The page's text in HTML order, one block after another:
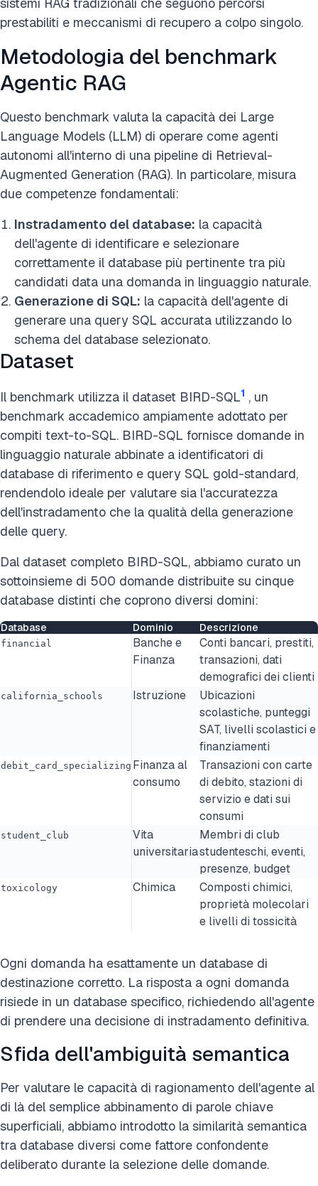
sistemi RAG tradizionali che seguono percorsi
prestabiliti e meccanismi di recupero a colpo singolo.
Metodologia del benchmark
Agentic RAG
Questo benchmark valuta la capacità dei Large
Language Models (LLM) di operare come agenti
autonomi all'interno di una pipeline di Retrieval-
Augmented Generation (RAG). In particolare, misura
due competenze fondamentali:
Instradamento del database: la capacità
dell'agente di identificare e selezionare
correttamente il database più pertinente tra più
candidati data una domanda in linguaggio naturale.
Generazione di SQL: la capacità dell'agente di
generare una query SQL accurata utilizzando lo
schema del database selezionato.
Dataset
Il benchmark utilizza il dataset BIRD-SQL1 , un
benchmark accademico ampiamente adottato per
compiti text-to-SQL. BIRD-SQL fornisce domande in
linguaggio naturale abbinate a identificatori di
database di riferimento e query SQL gold-standard,
rendendolo ideale per valutare sia l'accuratezza
dell'instradamento che la qualità della generazione
delle query.
Dal dataset completo BIRD-SQL, abbiamo curato un
sottoinsieme di 500 domande distribuite su cinque
database distinti che coprono diversi domini:
Database Dominio Descrizione
financial
Banche e
Finanza
Conti bancari, prestiti,
transazioni, dati
demografici dei clienti
california_schools Istruzione
Ubicazioni
scolastiche, punteggi
SAT, livelli scolastici e
finanziamenti
debit_card_specializing Finanza al
consumo
Transazioni con carte
di debito, stazioni di
servizio e dati sui
consumi
student_club
Vita
universitaria
Membri di club
studenteschi, eventi,
presenze, budget
toxicology Chimica
Composti chimici,
proprietà molecolari
e livelli di tossicità
Ogni domanda ha esattamente un database di
destinazione corretto. La risposta a ogni domanda
risiede in un database specifico, richiedendo all'agente
di prendere una decisione di instradamento definitiva.
Sfida dell'ambiguità semantica
Per valutare le capacità di ragionamento dell'agente al
di là del semplice abbinamento di parole chiave
superficiali, abbiamo introdotto la similarità semantica
tra database diversi come fattore confondente
deliberato durante la selezione delle domande.